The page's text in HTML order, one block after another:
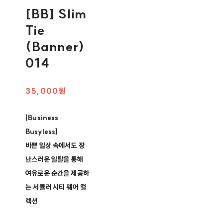
[BB] Slim
Tie
(Banner)
014
35,000원
[Business
Busyless]
바쁜 일상 속에서도 장
난스러운 일탈을 통해
여유로운 순간을 제공하
는 서큘러 시티 웨어 컬
렉션